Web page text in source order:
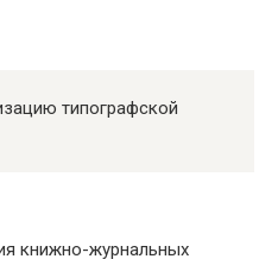
типографской
книжно-журнальных